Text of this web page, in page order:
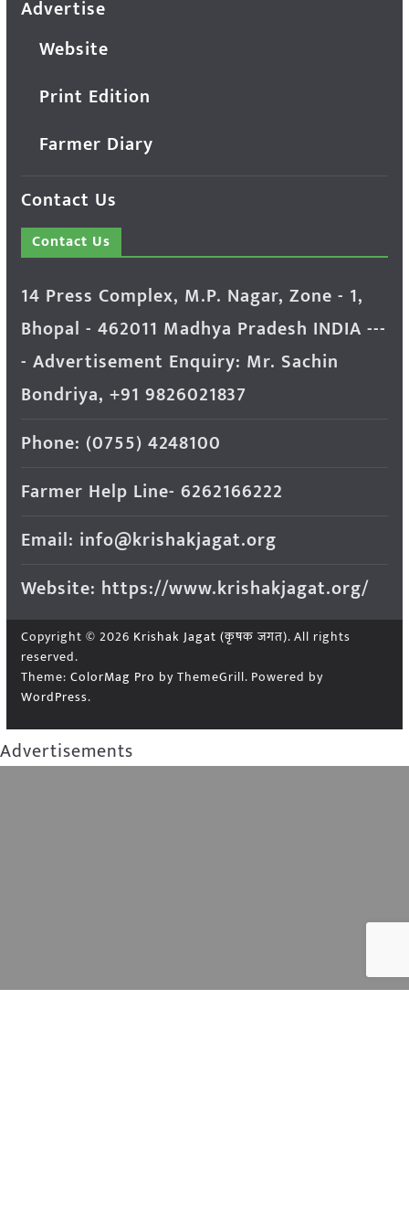
Advertise
Website
Print Edition
Farmer Diary
Contact Us
Contact Us
14 Press Complex, M.P. Nagar, Zone - 1,
Bhopal - 462011 Madhya Pradesh INDIA ---
- Advertisement Enquiry: Mr. Sachin
Bondriya, +91 9826021837
Phone: (0755) 4248100
Farmer Help Line- 6262166222
Email: info@krishakjagat.org
Website: https://www.krishakjagat.org/
Copyright © 2026 Krishak Jagat (कृषक जगत). All rights
reserved.
Theme: ColorMag Pro by ThemeGrill. Powered by
WordPress.
Advertisements